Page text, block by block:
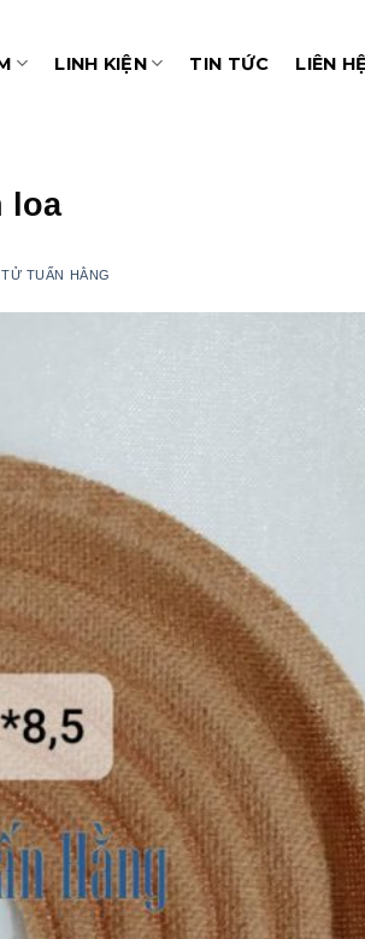
LINH KIỆN TIN TỨC LIÊN
loa
TUẤN HẰNG